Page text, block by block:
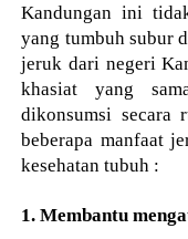
Kandungan ini
yang tumbuh subur
jeruk dari negeri
khasiat yang
dikonsumsi secara
beberapa manfaat
kesehatan tubuh :
1. Membantu